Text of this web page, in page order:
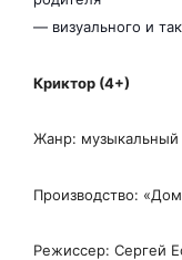
— визуального и
Криктор (4+)
Жанр: музыкальный
Производство:
Режиссер: Сергей